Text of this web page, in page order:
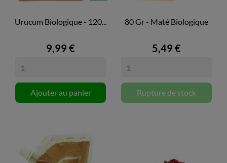
Urucum Biologique - 120...
9,99 €
Ajouter au panier
80 Gr - Maté Biologique
5,49 €
Rupture de stock